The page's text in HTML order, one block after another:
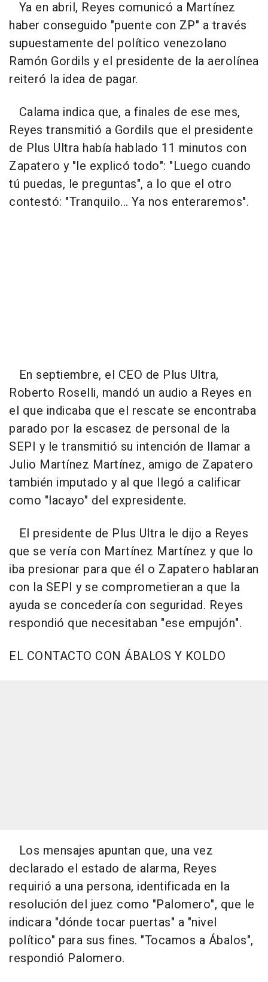
Ya en abril, Reyes comunicó a Martínez
haber conseguido "puente con ZP" a través
supuestamente del político venezolano
Ramón Gordils y el presidente de la aerolínea
reiteró la idea de pagar.
Calama indica que, a finales de ese mes,
Reyes transmitió a Gordils que el presidente
de Plus Ultra había hablado 11 minutos con
Zapatero y "le explicó todo": "Luego cuando
tú puedas, le preguntas", a lo que el otro
contestó: "Tranquilo... Ya nos enteraremos".
En septiembre, el CEO de Plus Ultra,
Roberto Roselli, mandó un audio a Reyes en
el que indicaba que el rescate se encontraba
parado por la escasez de personal de la
SEPI y le transmitió su intención de llamar a
Julio Martínez Martínez, amigo de Zapatero
también imputado y al que llegó a calificar
como "lacayo" del expresidente.
El presidente de Plus Ultra le dijo a Reyes
que se vería con Martínez Martínez y que lo
iba presionar para que él o Zapatero hablaran
con la SEPI y se comprometieran a que la
ayuda se concedería con seguridad. Reyes
respondió que necesitaban "ese empujón".
EL CONTACTO CON ÁBALOS Y KOLDO
Los mensajes apuntan que, una vez
declarado el estado de alarma, Reyes
requirió a una persona, identificada en la
resolución del juez como "Palomero", que le
indicara "dónde tocar puertas" a "nivel
político" para sus fines. "Tocamos a Ábalos",
respondió Palomero.